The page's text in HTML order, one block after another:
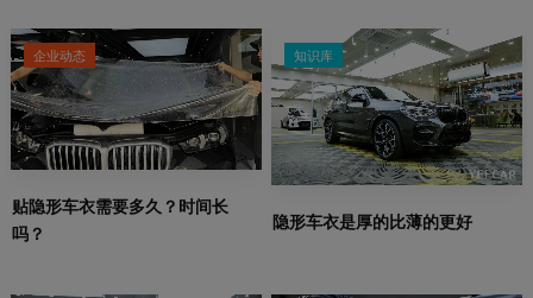
企业动态
贴隐形车衣需要多久？时间长
吗？
知识库
隐形车衣是厚的比薄的更好